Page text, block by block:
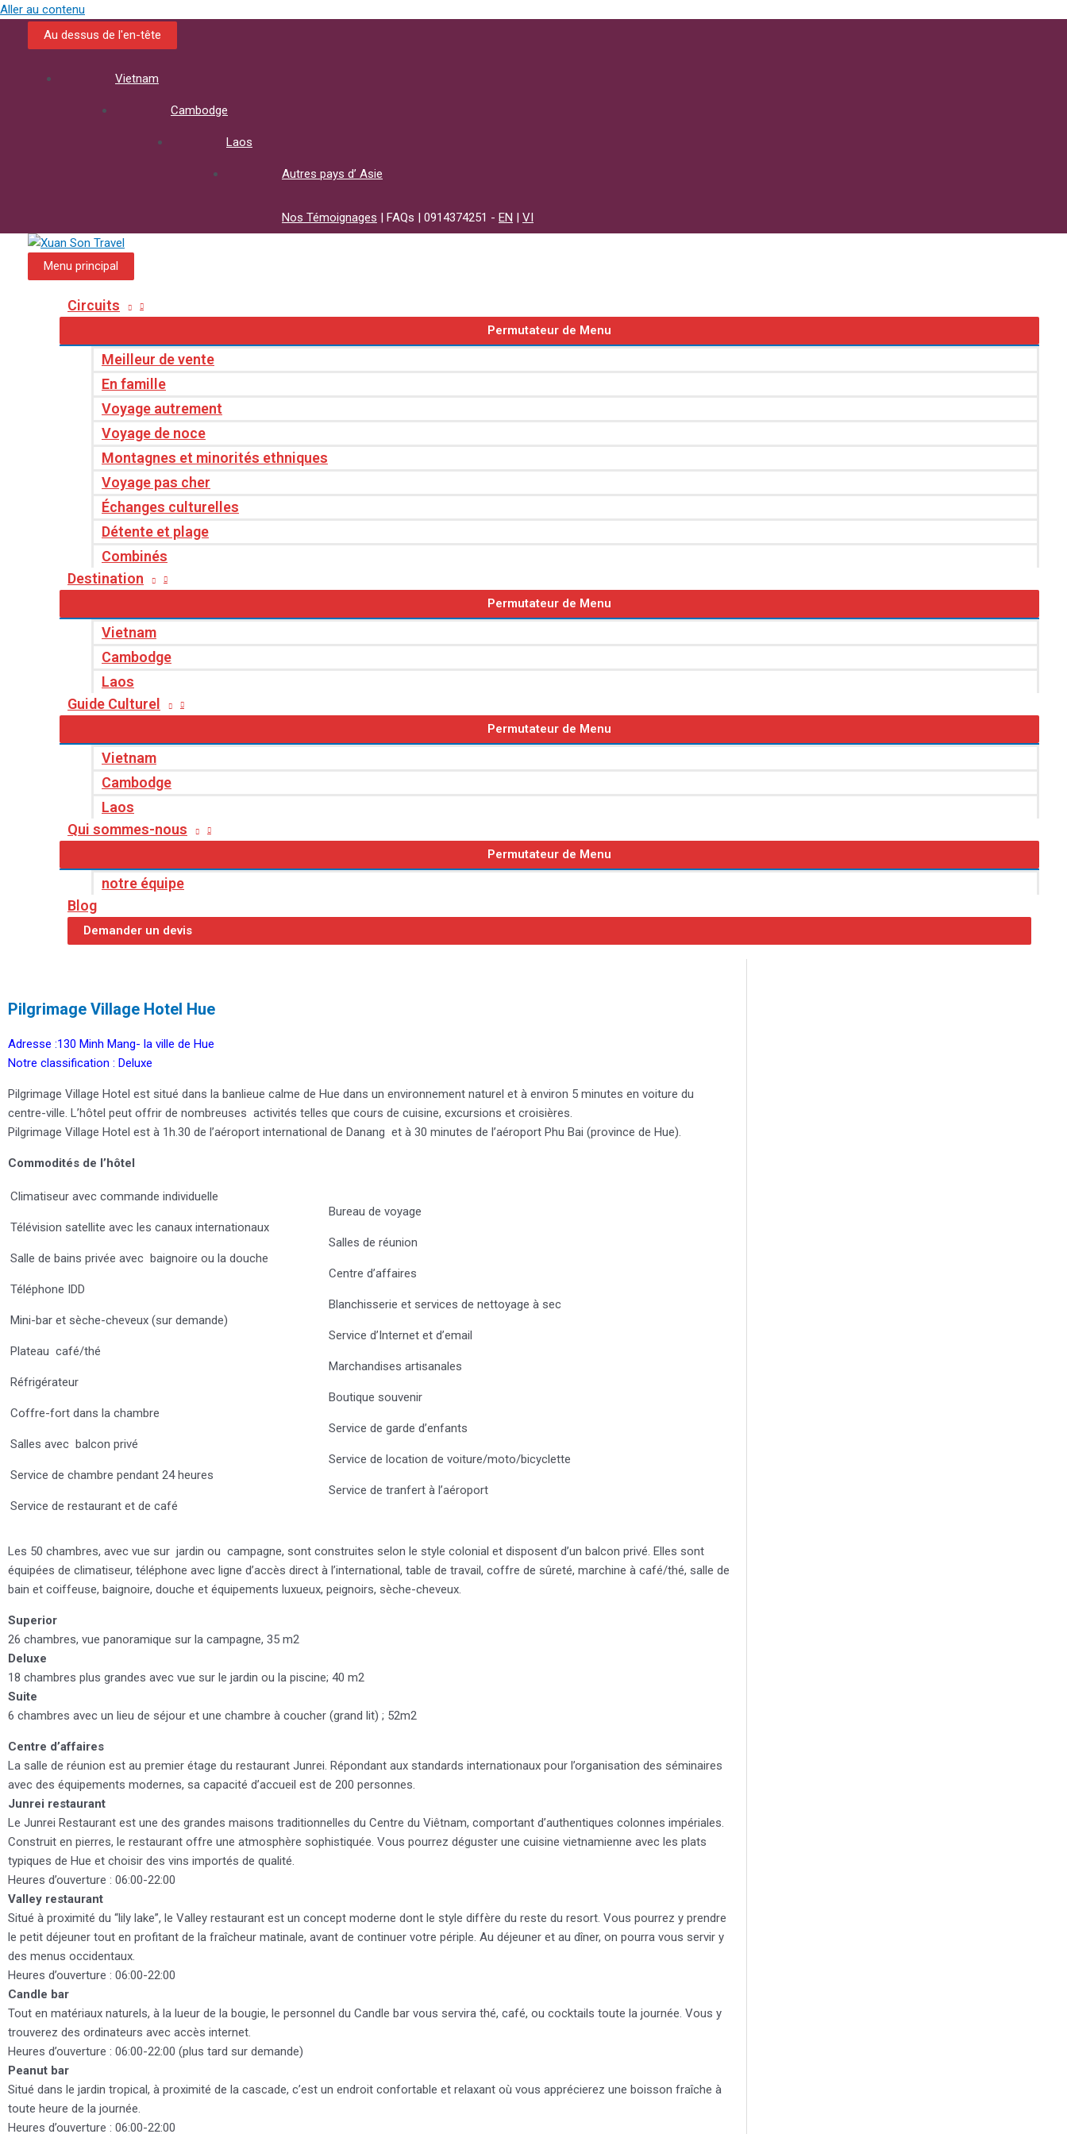
Aller au contenu
Au dessus de l'en-tête
Vietnam
Cambodge
Laos
Autres pays d’ Asie
Nos Témoignages | FAQs | 0914374251 - EN | VI
Menu principal
Circuits
Permutateur de Menu
Meilleur de vente
En famille
Voyage autrement
Voyage de noce
Montagnes et minorités ethniques
Voyage pas cher
Échanges culturelles
Détente et plage
Combinés
Destination
Permutateur de Menu
Vietnam
Cambodge
Laos
Guide Culturel
Permutateur de Menu
Vietnam
Cambodge
Laos
Qui sommes-nous
Permutateur de Menu
notre équipe
Blog
Demander un devis
Pilgrimage Village Hotel Hue
Adresse :130 Minh Mang- la ville de Hue
Notre classification : Deluxe
Pilgrimage Village Hotel est situé dans la banlieue calme de Hue dans un environnement naturel et à environ 5 minutes en voiture du
centre-ville. L’hôtel peut offrir de nombreuses activités telles que cours de cuisine, excursions et croisières.
Pilgrimage Village Hotel est à 1h.30 de l’aéroport international de Danang et à 30 minutes de l’aéroport Phu Bai (province de Hue).
Commodités de l’hôtel
Climatiseur avec commande individuelle
Télévision satellite avec les canaux internationaux
Salle de bains privée avec baignoire ou la douche
Téléphone IDD
Mini-bar et sèche-cheveux (sur demande)
Plateau café/thé
Réfrigérateur
Coffre-fort dans la chambre
Salles avec balcon privé
Service de chambre pendant 24 heures
Service de restaurant et de café
Bureau de voyage
Salles de réunion
Centre d’affaires
Blanchisserie et services de nettoyage à sec
Service d’Internet et d’email
Marchandises artisanales
Boutique souvenir
Service de garde d’enfants
Service de location de voiture/moto/bicyclette
Service de tranfert à l’aéroport
Les 50 chambres, avec vue sur jardin ou campagne, sont construites selon le style colonial et disposent d’un balcon privé. Elles sont
équipées de climatiseur, téléphone avec ligne d’accès direct à l’international, table de travail, coffre de sûreté, marchine à café/thé, salle de
bain et coiffeuse, baignoire, douche et équipements luxueux, peignoirs, sèche-cheveux.
Superior
26 chambres, vue panoramique sur la campagne, 35 m2
Deluxe
18 chambres plus grandes avec vue sur le jardin ou la piscine; 40 m2
Suite
6 chambres avec un lieu de séjour et une chambre à coucher (grand lit) ; 52m2
Centre d’affaires
La salle de réunion est au premier étage du restaurant Junrei. Répondant aux standards internationaux pour l’organisation des séminaires
avec des équipements modernes, sa capacité d’accueil est de 200 personnes.
Junrei restaurant
Le Junrei Restaurant est une des grandes maisons traditionnelles du Centre du Viêtnam, comportant d’authentiques colonnes impériales.
Construit en pierres, le restaurant offre une atmosphère sophistiquée. Vous pourrez déguster une cuisine vietnamienne avec les plats
typiques de Hue et choisir des vins importés de qualité.
Heures d’ouverture : 06:00-22:00
Valley restaurant
Situé à proximité du “lily lake”, le Valley restaurant est un concept moderne dont le style diffère du reste du resort. Vous pourrez y prendre
le petit déjeuner tout en profitant de la fraîcheur matinale, avant de continuer votre périple. Au déjeuner et au dîner, on pourra vous servir y
des menus occidentaux.
Heures d’ouverture : 06:00-22:00
Candle bar
Tout en matériaux naturels, à la lueur de la bougie, le personnel du Candle bar vous servira thé, café, ou cocktails toute la journée. Vous y
trouverez des ordinateurs avec accès internet.
Heures d’ouverture : 06:00-22:00 (plus tard sur demande)
Peanut bar
Situé dans le jardin tropical, à proximité de la cascade, c’est un endroit confortable et relaxant où vous apprécierez une boisson fraîche à
toute heure de la journée.
Heures d’ouverture : 06:00-22:00